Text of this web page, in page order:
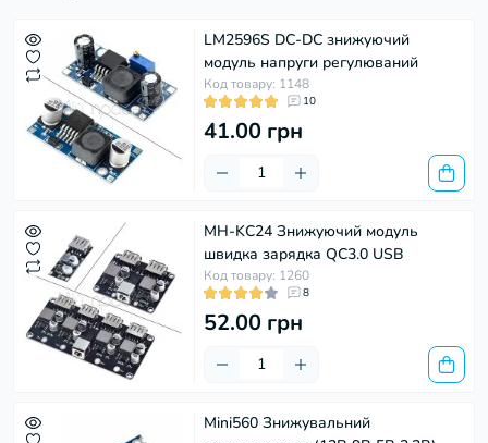
LM2596S DC-DC знижуючий
модуль напруги регулюваний
Код товару: 1148
10
41.00 грн
MH-KC24 Знижуючий модуль
швидка зарядка QC3.0 USB
Код товару: 1260
8
52.00 грн
Mini560 Знижувальний